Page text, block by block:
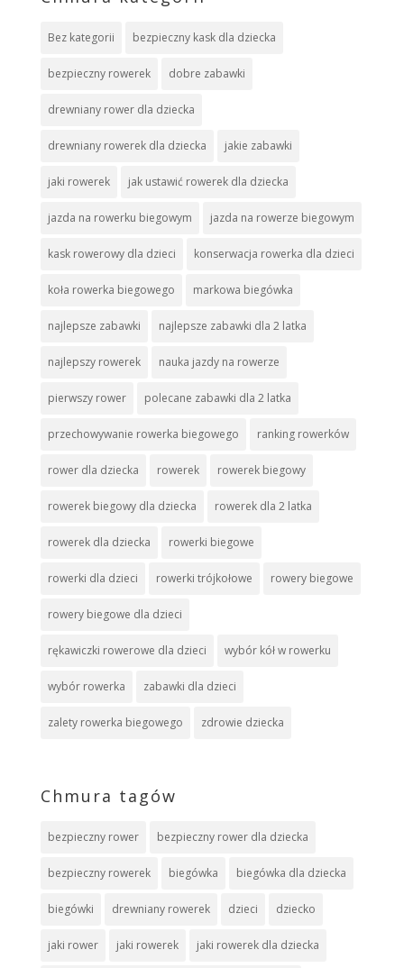
Bez kategorii bezpieczny kask dla dziecka
bezpieczny rowerek dobre zabawki
drewniany rower dla dziecka
drewniany rowerek dla dziecka jakie zabawki
jaki rowerek jak ustawić rowerek dla dziecka
jazda na rowerku biegowym jazda na rowerze biegowym
kask rowerowy dla dzieci konserwacja rowerka dla dzieci
koła rowerka biegowego markowa biegówka
najlepsze zabawki najlepsze zabawki dla 2 latka
najlepszy rowerek nauka jazdy na rowerze
pierwszy rower polecane zabawki dla 2 latka
przechowywanie rowerka biegowego ranking rowerków
rower dla dziecka rowerek rowerek biegowy
rowerek biegowy dla dziecka rowerek dla 2 latka
rowerek dla dziecka rowerki biegowe
rowerki dla dzieci rowerki trójkołowe rowery biegowe
rowery biegowe dla dzieci
rękawiczki rowerowe dla dzieci wybór kół w rowerku
wybór rowerka zabawki dla dzieci
zalety rowerka biegowego zdrowie dziecka
Chmura tagów
bezpieczny rower bezpieczny rower dla dziecka
bezpieczny rowerek biegówka biegówka dla dziecka
biegówki drewniany rowerek dzieci dziecko
jaki rower jaki rowerek jaki rowerek dla dziecka